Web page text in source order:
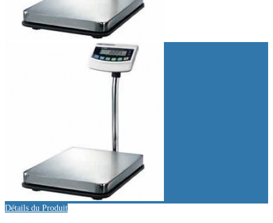
Détails du Produit